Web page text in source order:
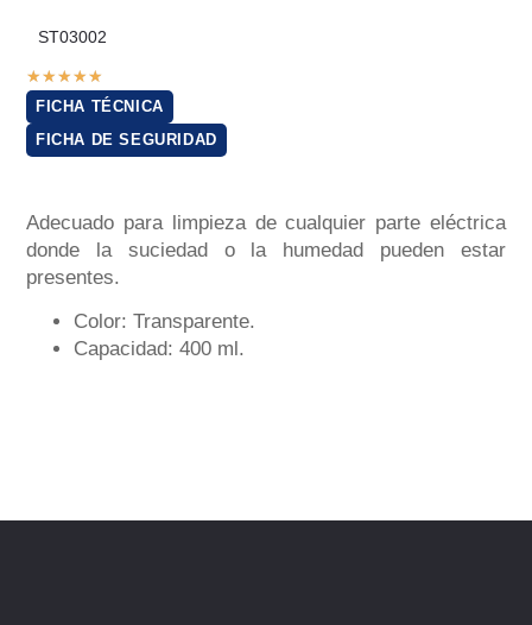
ST03002
★★★★★
FICHA TÉCNICA
FICHA DE SEGURIDAD
Adecuado para limpieza de cualquier parte eléctrica
donde la suciedad o la humedad pueden estar
presentes.
Color: Transparente.
Capacidad: 400 ml.